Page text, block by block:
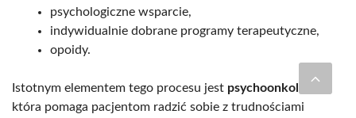
psychologiczne wsparcie,
indywidualnie dobrane programy terapeutyczne,
opoidy.
Istotnym elementem tego procesu jest psychoonkologia
która pomaga pacjentom radzić sobie z trudnościami